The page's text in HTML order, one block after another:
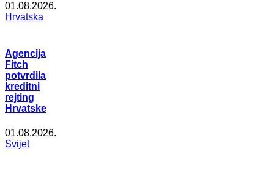
01.08.2026.
Hrvatska
Agencija
Fitch
potvrdila
kreditni
rejting
Hrvatske
01.08.2026.
Svijet